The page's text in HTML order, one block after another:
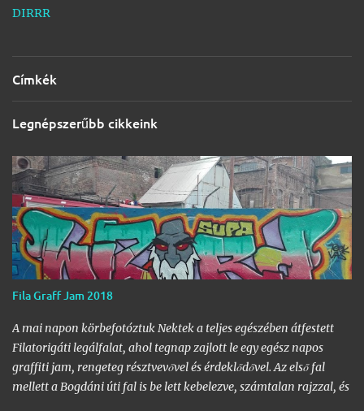
DIRRR
Címkék
Legnépszerűbb cikkeink
Fila Graff Jam 2018
A mai napon körbefotóztuk Nektek a teljes egészében átfestett
Filatorigáti legálfalat, ahol tegnap zajlott le egy egész napos
graffiti jam, rengeteg résztvevővel és érdeklődővel. Az első fal
mellett a Bogdáni úti fal is be lett kebelezve, számtalan rajzzal, és